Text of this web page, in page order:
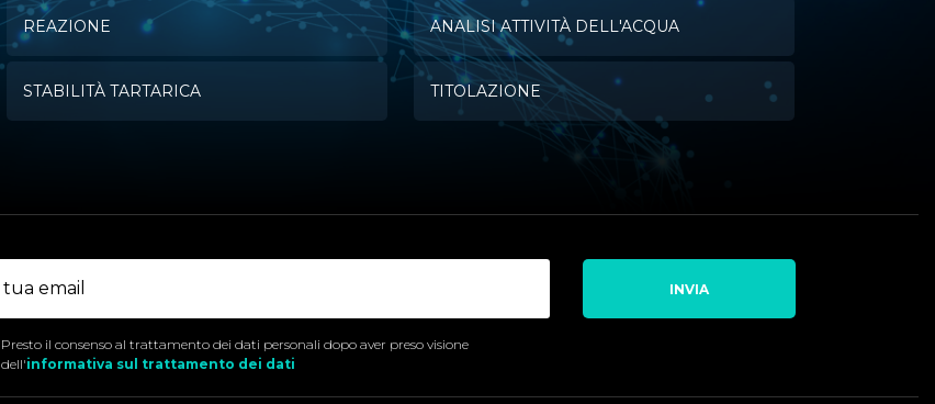
REAZIONE ANALISI ATTIVITÀ DELL'ACQUA
STABILITÀ TARTARICA TITOLAZIONE
Presto il consenso al trattamento dei dati personali dopo aver preso visione
dell'informativa sul trattamento dei dati
INVIA